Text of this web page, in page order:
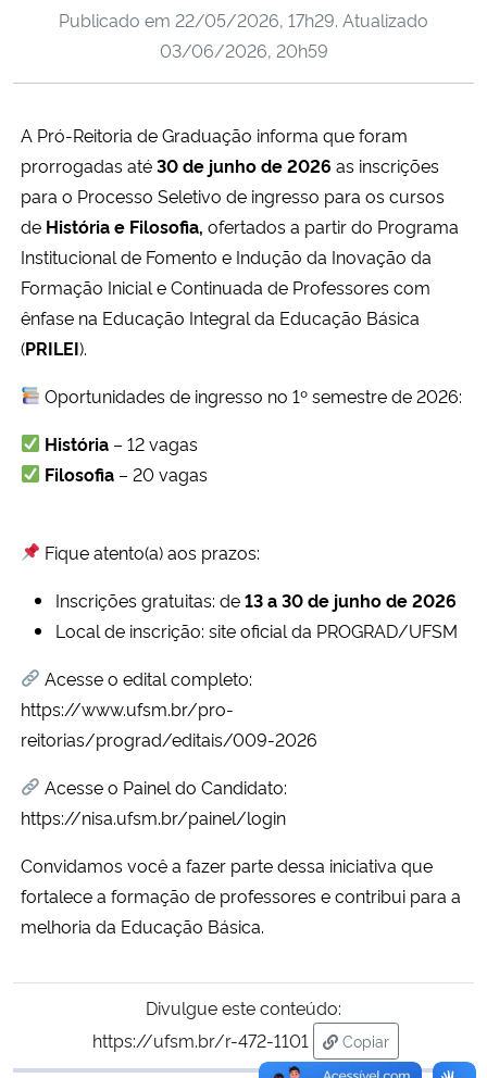
Ministério da Cidadania
Ministério de Minas e Energia
Ministério da Ciência, Tecnologia, Inovações e Comunicações
Ministério do Meio Ambiente
Ministério da Mulher, da Família e dos Direitos Humanos
Secretaria de Governo
Advocacia-Geral da União
Planalto
Publicado em 22/05/2026, 17h29. Atualizado
03/06/2026, 20h59
A Pró-Reitoria de Graduação informa que foram
prorrogadas até30 de junho de 2026 as inscrições
para o Processo Seletivo de ingresso para os cursos
de História e Filosofia, ofertados a partir do Programa
Institucional de Fomento e Indução da Inovação da
Formação Inicial e Continuada de Professores com
ênfase na Educação Integral da Educação Básica
(PRILEI).
Oportunidades de ingresso no 1º semestre de 2026:
História – 12 vagas
Filosofia – 20 vagas
Fique atento(a) aos prazos:
Inscrições gratuitas: de13 a 30 de junho de 2026
Local de inscrição: site oficial da PROGRAD/UFSM
Acesse o edital completo:
https://www.ufsm.br/pro-
reitorias/prograd/editais/009-2026
Acesse o Painel do Candidato:
https://nisa.ufsm.br/painel/login
Convidamos você a fazer parte dessa iniciativa que
fortalece a formação de professores e contribui para a
melhoria da Educação Básica.
Divulgue este conteúdo:
https://ufsm.br/r-472-1101
Copiar
para área de